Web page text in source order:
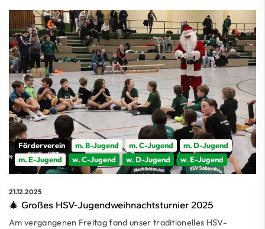
Förderverein m. B-Jugend m. C-Jugend
m. D-Jugend
m. E-Jugend
w. C-Jugend w. D-Jugend w. E-Jugend
21.12.2025
🎄 Großes HSV-Jugendweihnachtsturnier 2025
Am vergangenen Freitag fand unser traditionelles HSV-